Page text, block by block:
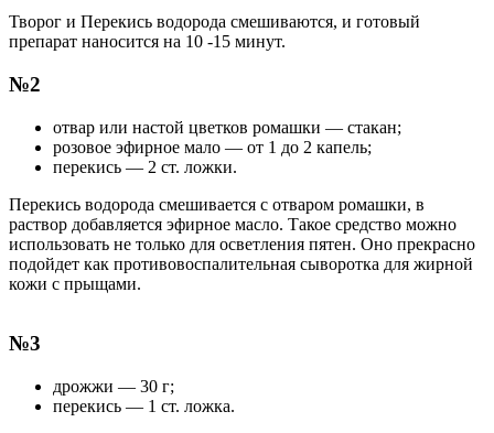
Творог и Перекись водорода смешиваются, и готовый
препарат наносится на 10 -15 минут.
№2
отвар или настой цветков ромашки — стакан;
розовое эфирное мало — от 1 до 2 капель;
перекись — 2 ст. ложки.
Перекись водорода смешивается с отваром ромашки, в
раствор добавляется эфирное масло. Такое средство можно
использовать не только для осветления пятен. Оно прекрасно
подойдет как противовоспалительная сыворотка для жирной
кожи с прыщами.
№3
дрожжи — 30 г;
перекись — 1 ст. ложка.